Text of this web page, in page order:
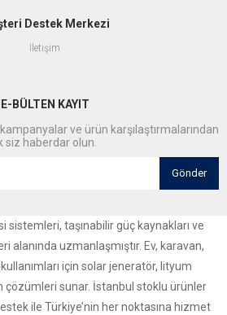
Destek Merkezi
İletişim
E-BÜLTEN KAYIT
ve ürün karşılaştırmalarından
siz haberdar olun.
Gönder
sistemleri, taşınabilir güç kaynakları ve
alanında uzmanlaşmıştır. Ev, karavan,
için solar jeneratör, lityum
çözümleri sunar. İstanbul stoklu ürünler
ile Türkiye’nin her noktasına hizmet